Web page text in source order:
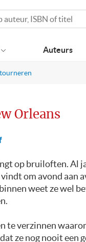
Orleans
op bruiloften. Al
om avond aan
weet ze wel
te verzinnen
ze nog nooit een
Auteurs